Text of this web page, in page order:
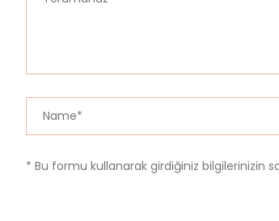
* Bu formu kullanarak girdiğiniz bilgilerinizin